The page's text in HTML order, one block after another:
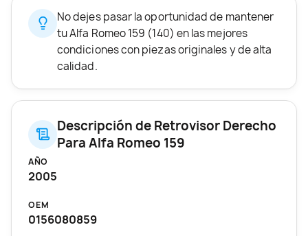
No dejes pasar la oportunidad de mantener
tu Alfa Romeo 159 (140) en las mejores
condiciones con piezas originales y de alta
calidad.
Descripción de Retrovisor Derecho
Para Alfa Romeo 159
AÑO
2005
OEM
0156080859